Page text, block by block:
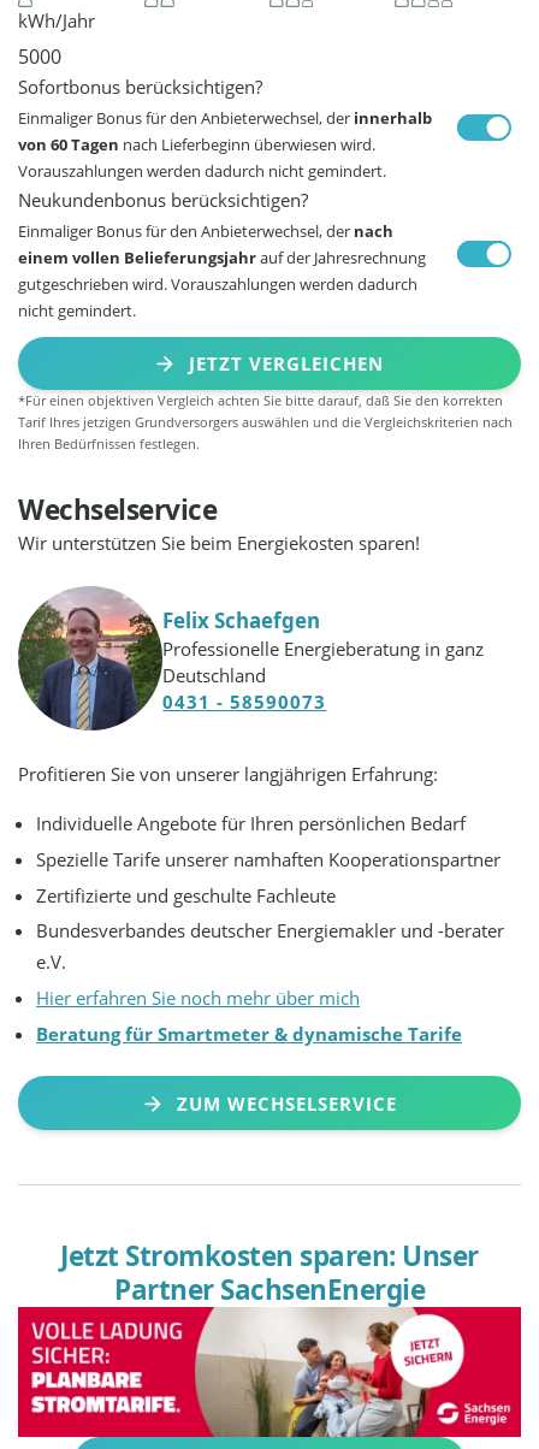
kWh/Jahr
Sofortbonus berücksichtigen?
Einmaliger Bonus für den Anbieterwechsel, der innerhalb
von 60 Tagen nach Lieferbeginn überwiesen wird.
Vorauszahlungen werden dadurch nicht gemindert.
Neukundenbonus berücksichtigen?
Einmaliger Bonus für den Anbieterwechsel, der nach
einem vollen Belieferungsjahrauf der Jahresrechnung
gutgeschrieben wird. Vorauszahlungen werden dadurch
nicht gemindert.
JETZT VERGLEICHEN
*Für einen objektiven Vergleich achten Sie bitte darauf, daß Sie den korrekten
Tarif Ihres jetzigen Grundversorgers auswählen und die Vergleichskriterien nach
Ihren Bedürfnissen festlegen.
Wechselservice
Wir unterstützen Sie beim Energiekosten sparen!
Felix Schaefgen
Professionelle Energieberatung in ganz
Deutschland
0431 - 58590073
Profitieren Sie von unserer langjährigen Erfahrung:
Individuelle Angebote für Ihren persönlichen Bedarf
Spezielle Tarife unserer namhaften Kooperationspartner
Zertifizierte und geschulte Fachleute
Bundesverbandes deutscher Energiemakler und -berater
e.V.
Hier erfahren Sie noch mehr über mich
Beratung für Smartmeter & dynamische Tarife
ZUM WECHSELSERVICE
Jetzt Stromkosten sparen: Unser
Partner SachsenEnergie